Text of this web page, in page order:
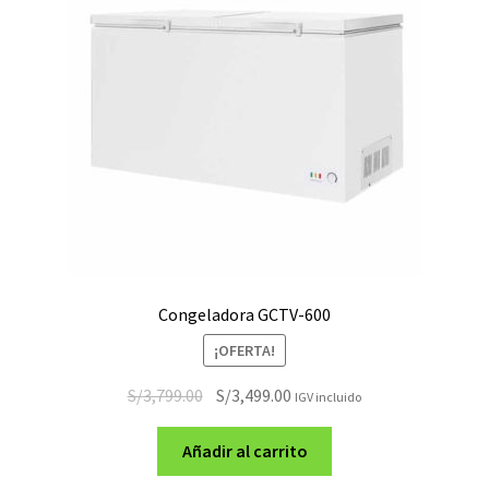
Congeladora GCTV-600
¡OFERTA!
S/3,799.00 El
original
era:
S/3,499.00 El
actual
es:
IGV incluido
Añadir al carrito